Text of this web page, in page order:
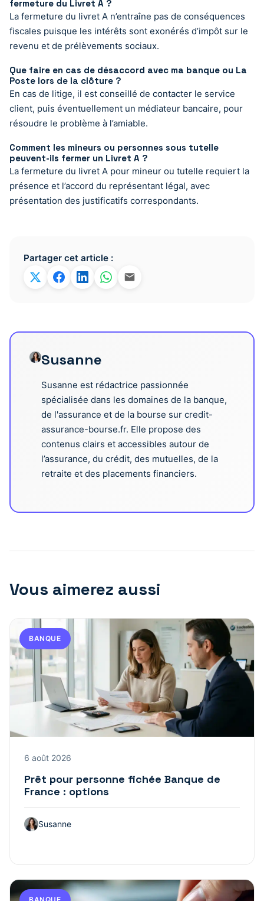
fermeture du Livret A ?
La fermeture du livret A n’entraîne pas de conséquences
fiscales puisque les intérêts sont exonérés d’impôt sur le
revenu et de prélèvements sociaux.
Que faire en cas de désaccord avec ma banque ou La
Poste lors de la clôture ?
En cas de litige, il est conseillé de contacter le service
client, puis éventuellement un médiateur bancaire, pour
résoudre le problème à l’amiable.
Comment les mineurs ou personnes sous tutelle
peuvent-ils fermer un Livret A ?
La fermeture du livret A pour mineur ou tutelle requiert la
présence et l’accord du représentant légal, avec
présentation des justificatifs correspondants.
Partager cet article :
Susanne
Susanne est rédactrice passionnée
spécialisée dans les domaines de la banque,
de l'assurance et de la bourse sur credit-
assurance-bourse.fr. Elle propose des
contenus clairs et accessibles autour de
l’assurance, du crédit, des mutuelles, de la
retraite et des placements financiers.
Vous aimerez aussi
BANQUE
6 août 2026
Prêt pour personne fichée Banque de
France : options
Susanne